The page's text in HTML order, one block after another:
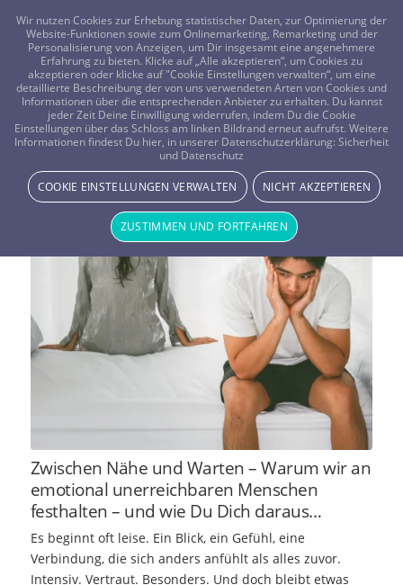
FRAGEN? KOSTENLOS ANRUFEN: 0800-8478266
Vistano Berater Blogs
Zwischen Nähe und Warten – Warum wir an
emotional unerreichbaren Menschen
festhalten – und wie Du Dich daraus
befreist.
Es beginnt oft leise. Ein Blick, ein Gefühl, eine
Verbindung, die sich anders anfühlt als alles zuvor.
Intensiv. Vertraut. Besonders. Und doch bleibt etwas
Wir nutzen Cookies zur Erhebung statistischer Daten, zur Optimierung der
Website-Funktionen sowie zum Onlinemarketing, Remarketing und der
Personalisierung von Anzeigen, um Dir insgesamt eine angenehmere
Erfahrung zu bieten. Klicke auf „Alle akzeptieren“, um Cookies zu
akzeptieren oder klicke auf "Cookie Einstellungen verwalten“, um eine
detaillierte Beschreibung der von uns verwendeten Arten von Cookies und
Informationen über die entsprechenden Anbieter zu erhalten. Du kannst
jeder Zeit Deine Einwilligung widerrufen, indem Du die Cookie
Einstellungen über das Schloss am linken Bildrand erneut aufrufst. Weitere
Informationen findest Du hier, in unserer Datenschutzerklärung: Sicherheit
und Datenschutz
COOKIE EINSTELLUNGEN VERWALTEN NICHT AKZEPTIEREN
ZUSTIMMEN UND FORTFAHREN